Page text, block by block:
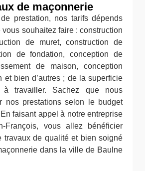
de maçonnerie
prestation, nos tarifs dépends
souhaitez faire : construction
de muret, construction de
de fondation, conception de
de maison, conception
et bien d’autres ; de la superficie
travailler. Sachez que nous
nos prestations selon le budget
faisant appel à notre entreprise
François, vous allez bénéficier
travaux de qualité et bien soigné
dans la ville de Baulne